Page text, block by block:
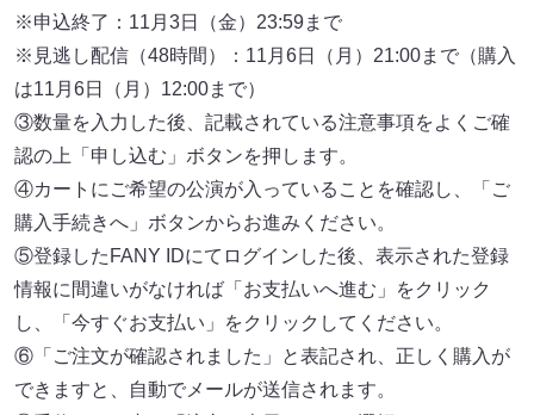
※申込終了：11月3日（金）23:59まで
※見逃し配信（48時間）：11月6日（月）21:00まで（購入
は11月6日（月）12:00まで）
③数量を入力した後、記載されている注意事項をよくご確
認の上「申し込む」ボタンを押します。
④カートにご希望の公演が入っていることを確認し、「ご
購入手続きへ」ボタンからお進みください。
⑤登録したFANY IDにてログインした後、表示された登録
情報に間違いがなければ「お支払いへ進む」をクリック
し、「今すぐお支払い」をクリックしてください。
⑥「ご注文が確認されました」と表記され、正しく購入が
できますと、自動でメールが送信されます。